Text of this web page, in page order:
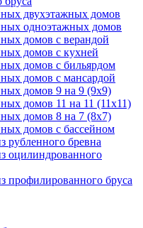
двухэтажных домов
одноэтажных домов
домов с верандой
домов с кухней
домов с бильярдом
домов с мансардой
домов 9 на 9 (9x9)
домов 11 на 11 (11x11)
домов 8 на 7 (8x7)
домов с бассейном
рубленного бревна
оцилиндрованного
профилированного бруса